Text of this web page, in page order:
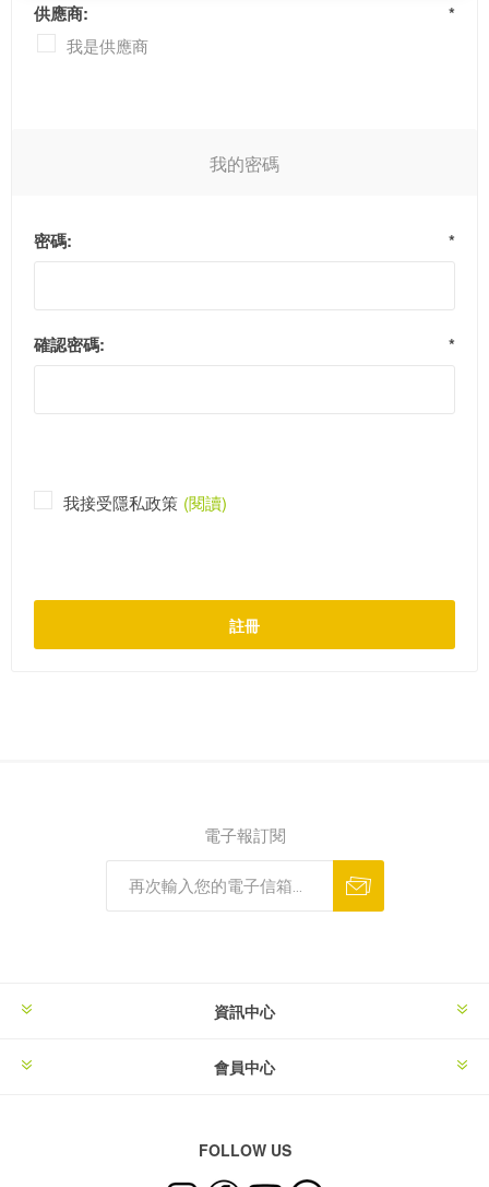
供應商: *
我是供應商
我的密碼
密碼: *
確認密碼: *
我接受隱私政策 (閱讀)
電子報訂閱
資訊中心
會員中心
FOLLOW US